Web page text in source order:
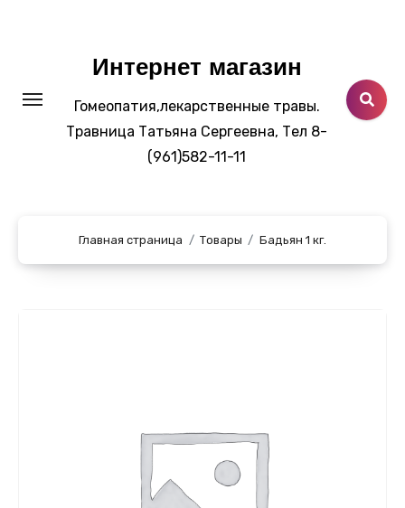
Интернет магазин
Гомеопатия,лекарственные травы.
Травница Татьяна Сергеевна, Тел 8-
(961)582-11-11
Главная страница Товары Бадьян 1 кг.